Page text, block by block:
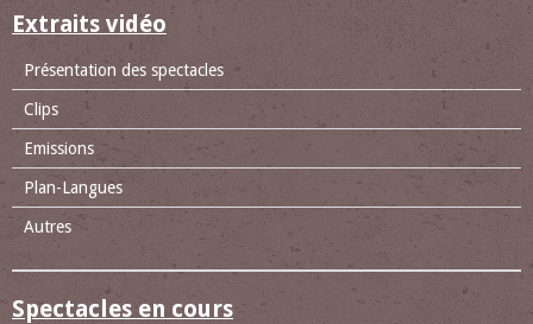
Extraits vidéo
Présentation des spectacles
Clips
Emissions
Plan-Langues
Autres
Spectacles en cours